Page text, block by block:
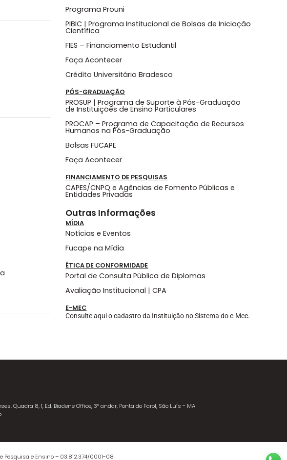
Programa Prouni
PIBIC | Programa Institucional de Bolsas de Iniciação
Científica
FIES – Financiamento Estudantil
Faça Acontecer
Crédito Universitário Bradesco
PÓS-GRADUAÇÃO
PROSUP | Programa de Suporte à Pós-Graduação
de Instituições de Ensino Particulares
PROCAP – Programa de Capacitação de Recursos
Humanos na Pós-Graduação
Bolsas FUCAPE
Faça Acontecer
FINANCIAMENTO DE PESQUISAS
CAPES/CNPQ e Agências de Fomento Públicas e
Entidades Privadas
Outras Informações
MÍDIA
Notícias e Eventos
Fucape na Mídia
ÉTICA DE CONFORMIDADE
Portal de Consulta Pública de Diplomas
Avaliação Institucional | CPA
E-MEC
Consulte aqui o cadastro da Instituição no Sistema do e-Mec.
Quadra 8, 1, Ed. Biadene Office, 3º andar, Ponta do Farol, São Luís - MA
Pesquisa e Ensino – 03.812.374/0001-08